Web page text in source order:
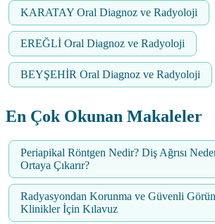
KARATAY Oral Diagnoz ve Radyoloji
EREĞLİ Oral Diagnoz ve Radyoloji
BEYŞEHİR Oral Diagnoz ve Radyoloji
En Çok Okunan Makaleler
Periapikal Röntgen Nedir? Diş Ağrısı
Ortaya Çıkarır?
Radyasyondan Korunma ve Güvenli
Klinikler İçin Kılavuz